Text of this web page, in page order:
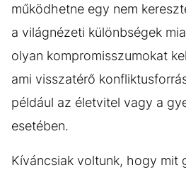
működhetne egy nem
a világnézeti különbségek
olyan kompromisszumokat
ami visszatérő
például az életvitel vagy a
esetében.
Kíváncsiak voltunk, hogy mit